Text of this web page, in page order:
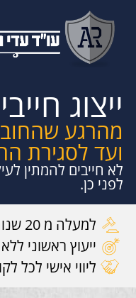
ייצוג
מהרגע
ועד לסגירת
לא חייבים להמתין
לפני כן.
למעלה מ 20 שנות נסיון
ייעוץ ראשוני
ליווי אישי לכל